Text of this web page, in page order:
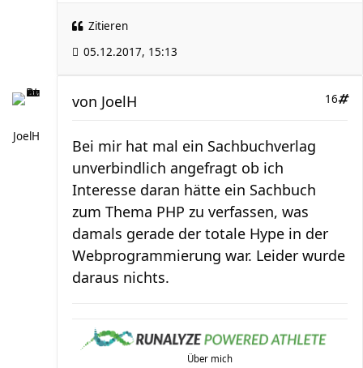
Zitieren
05.12.2017, 15:13
JoelH
16
von JoelH
Bei mir hat mal ein Sachbuchverlag
unverbindlich angefragt ob ich
Interesse daran hätte ein Sachbuch
zum Thema PHP zu verfassen, was
damals gerade der totale Hype in der
Webprogrammierung war. Leider wurde
daraus nichts.
Über mich